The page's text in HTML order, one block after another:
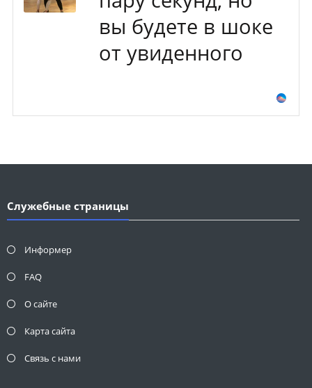
вы будете в шоке
от увиденного
Служебные страницы
Информер
FAQ
О сайте
Карта сайта
Связь с нами